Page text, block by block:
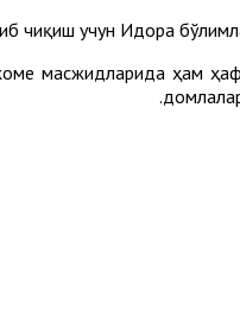
учун Идора
масжидларида ҳам